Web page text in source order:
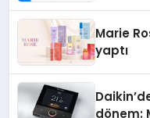
Marie
yaptı
dönem: